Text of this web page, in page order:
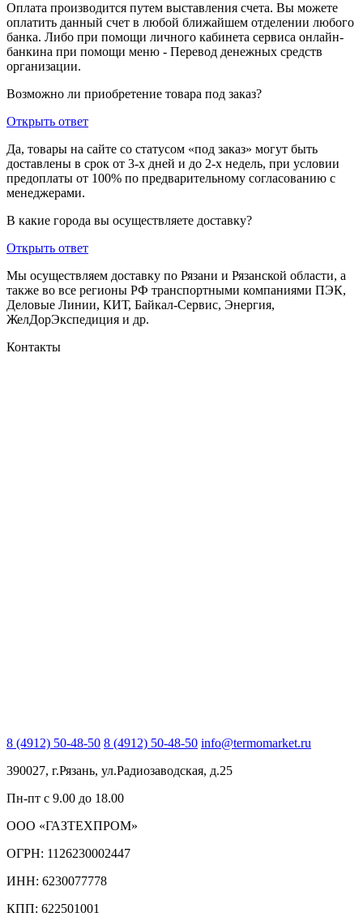
Оплата производится путем выставления счета. Вы можете
оплатить данный счет в любой ближайшем отделении любого
банка. Либо при помощи личного кабинета сервиса онлайн-
банкина при помощи меню - Перевод денежных средств
организации.
Возможно ли приобретение товара под заказ?
Открыть ответ
Да, товары на сайте со статусом «под заказ» могут быть
доставлены в срок от 3-х дней и до 2-х недель, при условии
предоплаты от 100% по предварительному согласованию с
менеджерами.
В какие города вы осуществляете доставку?
Открыть ответ
Мы осуществляем доставку по Рязани и Рязанской области, а
также во все регионы РФ транспортными компаниями ПЭК,
Деловые Линии, КИТ, Байкал-Сервис, Энергия,
ЖелДорЭкспедиция и др.
Контакты
8 (4912) 50-48-50 8 (4912) 50-48-50 info@termomarket.ru
390027, г.Рязань, ул.Радиозаводская, д.25
Пн-пт с 9.00 до 18.00
ООО «ГАЗТЕХПРОМ»
ОГРН: 1126230002447
ИНН: 6230077778
КПП: 622501001